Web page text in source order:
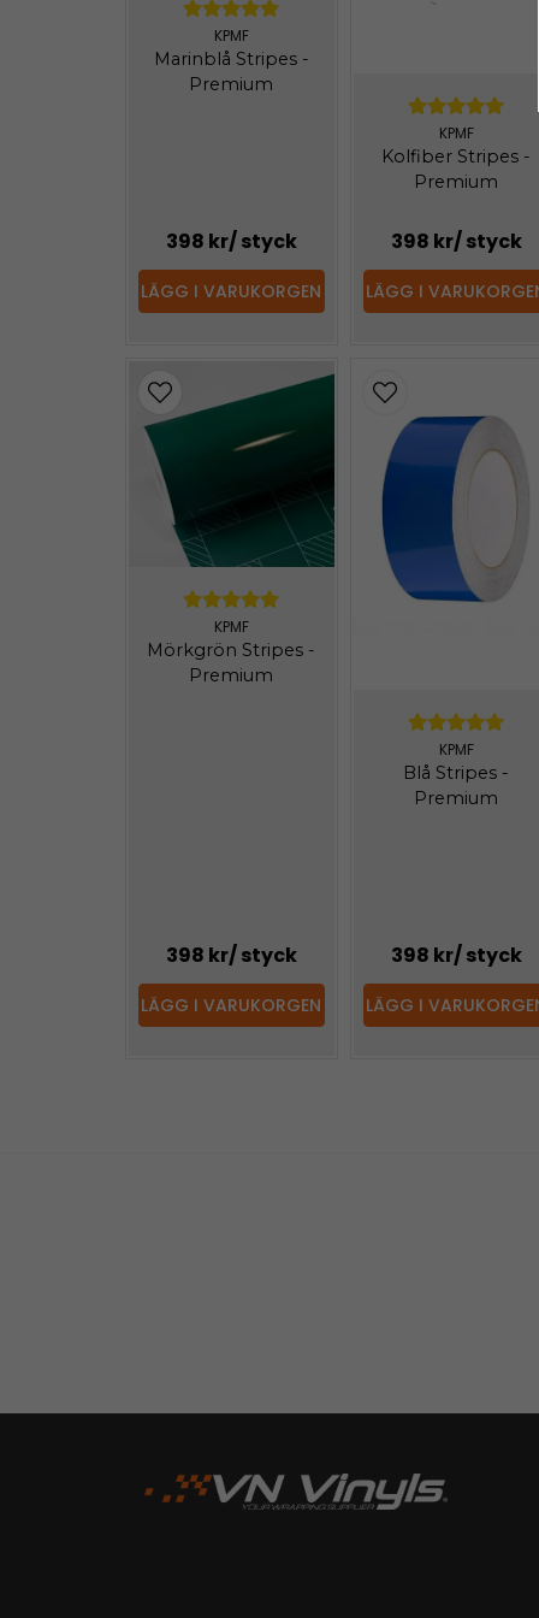
KPMF
Marinblå Stripes -
Premium
398 kr/ styck
LÄGG I VARUKORGEN
KPMF
Kolfiber Stripes -
Premium
398 kr/ styck
LÄGG I
KPMF
Mörkgrön Stripes -
Premium
398 kr/ styck
LÄGG I VARUKORGEN
KPMF
Blå Stripes -
Premium
398 kr/ styck
LÄGG I